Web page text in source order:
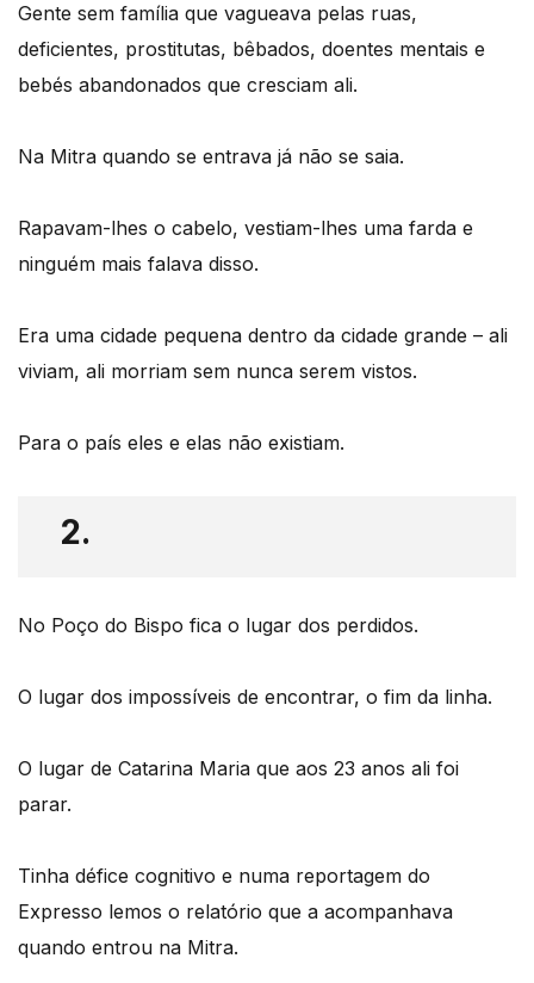
Gente sem família que vagueava pelas ruas,
deficientes, prostitutas, bêbados, doentes mentais e
bebés abandonados que cresciam ali.
Na Mitra quando se entrava já não se saia.
Rapavam-lhes o cabelo, vestiam-lhes uma farda e
ninguém mais falava disso.
Era uma cidade pequena dentro da cidade grande – ali
viviam, ali morriam sem nunca serem vistos.
Para o país eles e elas não existiam.
2.
No Poço do Bispo fica o lugar dos perdidos.
O lugar dos impossíveis de encontrar, o fim da linha.
O lugar de Catarina Maria que aos 23 anos ali foi
parar.
Tinha défice cognitivo e numa reportagem do
Expresso lemos o relatório que a acompanhava
quando entrou na Mitra.